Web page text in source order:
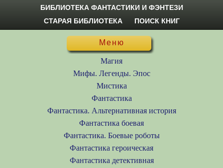
БИБЛИОТЕКА ФАНТАСТИКИ И ФЭНТЕЗИ
СТАРАЯ БИБЛИОТЕКА
ПОИСК КНИГ
Меню
Магия
Мифы. Легенды. Эпос
Мистика
Фантастика
Фантастика. Альтернативная история
Фантастика боевая
Фантастика. Боевые роботы
Фантастика героическая
Фантастика детективная